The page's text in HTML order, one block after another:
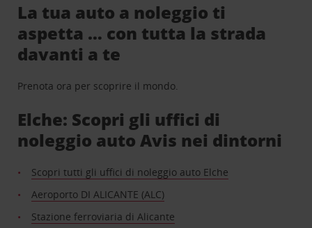
La tua auto a noleggio ti
aspetta … con tutta la strada
davanti a te
Prenota ora per scoprire il mondo.
Elche: Scopri gli uffici di
noleggio auto Avis nei dintorni
Scopri tutti gli uffici di noleggio auto Elche
Aeroporto DI ALICANTE (ALC)
Stazione ferroviaria di Alicante